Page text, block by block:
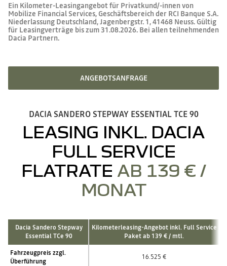
Ein Kilometer-Leasingangebot für Privatkund/-innen von
Mobilize Financial Services, Geschäftsbereich der RCI Banque S.A.
Niederlassung Deutschland, Jagenbergstr. 1, 41468 Neuss. Gültig
für Leasingverträge bis zum 31.08.2026. Bei allen teilnehmenden
Dacia Partnern.
ANGEBOTSANFRAGE
DACIA SANDERO STEPWAY ESSENTIAL TCE 90
LEASING INKL. DACIA
FULL SERVICE
FLATRATE AB 139 € /
MONAT
Dacia Sandero Stepway
Essential TCe 90
Kilometerleasing-Angebot inkl. Full Service
Paket ab 139 € / mtl.
Fahrzeugpreis zzgl.
Überführung
16.525 €